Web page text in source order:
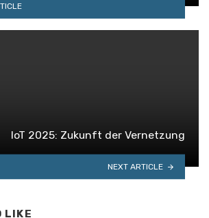
IoT 2025: Zukunft der Vernetzung
NEXT ARTICLE
LIKE